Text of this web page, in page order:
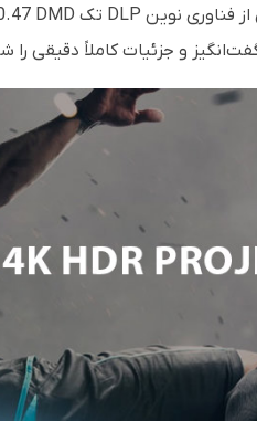
فناوری نوین DLP تک DMD
و جزئیات کاملاً دقیقی را